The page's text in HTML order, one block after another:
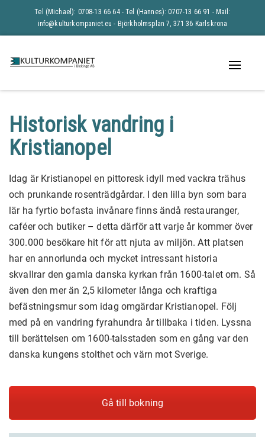
Tel (Michael): 0708-13 66 64 - Tel (Hannes): 0707-13 66 91 - Mail:
info@kulturkompaniet.eu - Björkholmsplan 7, 371 36 Karlskrona
Historisk vandring i
Kristianopel
Idag är Kristianopel en pittoresk idyll med vackra trähus
och prunkande rosenträdgårdar. I den lilla byn som bara
lär ha fyrtio bofasta invånare finns ändå restauranger,
caféer och butiker – detta därför att varje år kommer över
300.000 besökare hit för att njuta av miljön. Att platsen
har en annorlunda och mycket intressant historia
skvallrar den gamla danska kyrkan från 1600-talet om. Så
även den mer än 2,5 kilometer långa och kraftiga
befästningsmur som idag omgärdar Kristianopel. Följ
med på en vandring fyrahundra år tillbaka i tiden. Lyssna
till berättelsen om 1600-talsstaden som en gång var den
danska kungens stolthet och värn mot Sverige.
Gå till bokning